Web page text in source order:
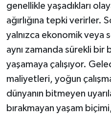
genellikle yaşadıkları
ağırlığına tepki verirler.
yalnızca ekonomik veya
aynı zamanda sürekli bir
yaşamaya çalışıyor.
maliyetleri, yoğun
dünyanın bitmeyen
bırakmayan yaşam